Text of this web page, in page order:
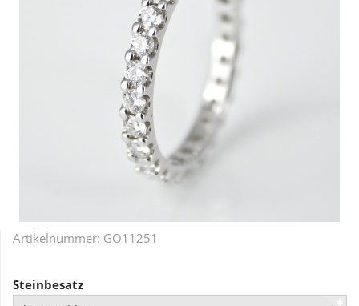
Artikelnummer: GO11251
Steinbesatz